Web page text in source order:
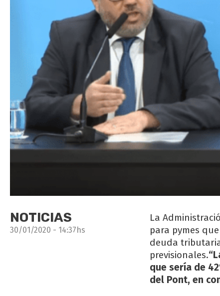
NOTICIAS
30/01/2020 - 14:37hs
La
para pymes
deuda
previsionales.
que sería de
del Pont, en